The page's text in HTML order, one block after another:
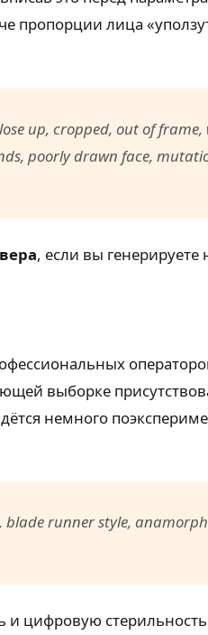
пропорции лица
up, cropped, out of
poorly drawn face,
, если вы
выборке
немного
runner style,
и цифровую